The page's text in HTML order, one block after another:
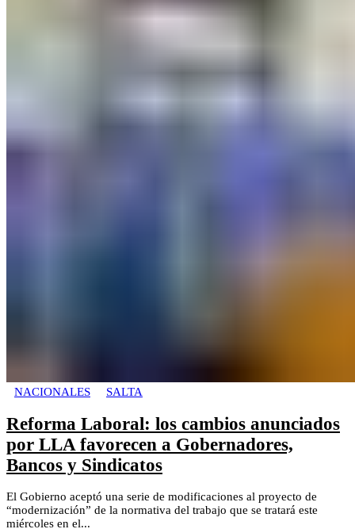
NACIONALES SALTA
Reforma Laboral: los cambios anunciados
por LLA favorecen a Gobernadores,
Bancos y Sindicatos
El Gobierno aceptó una serie de modificaciones al proyecto de
“modernización” de la normativa del trabajo que se tratará este
miércoles en el...